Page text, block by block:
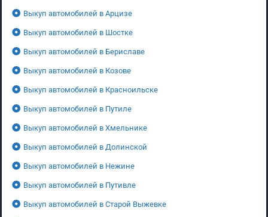
Выкуп автомобилей в Арцизе
Выкуп автомобилей в Шостке
Выкуп автомобилей в Бериславе
Выкуп автомобилей в Козове
Выкуп автомобилей в Красноильске
Выкуп автомобилей в Путиле
Выкуп автомобилей в Хмельнике
Выкуп автомобилей в Долинской
Выкуп автомобилей в Нежине
Выкуп автомобилей в Путивле
Выкуп автомобилей в Старой Выжевке